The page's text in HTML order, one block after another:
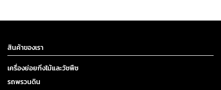
สินค้าของเรา
เครื่องย่อยกิ่งไม้และวัชพืช
รถพรวนดิน